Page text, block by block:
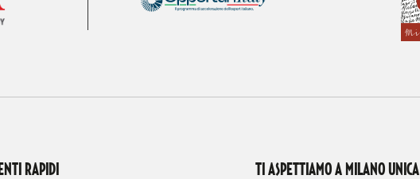
RAPIDI TI ASPETTIAMO A MILANO UNICA